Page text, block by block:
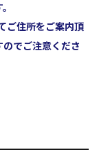
住所をご案内頂
でご注意くださ